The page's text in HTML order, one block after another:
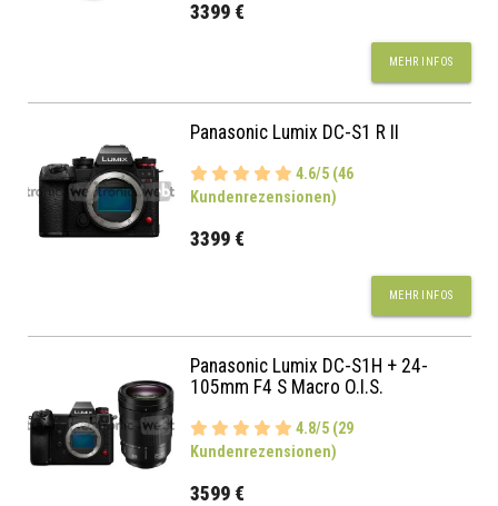
3399 €
MEHR INFOS
Panasonic Lumix DC-S1 R II
4.6/5 (46
Kundenrezensionen)
3399 €
MEHR INFOS
Panasonic Lumix DC-S1H + 24-
105mm F4 S Macro O.I.S.
4.8/5 (29
Kundenrezensionen)
3599 €